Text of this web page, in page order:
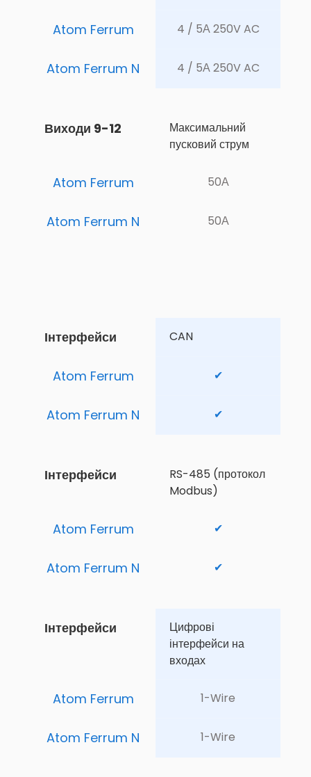
Atom Ferrum 4 / 5А 250V AC
Atom Ferrum N 4 / 5А 250V AC
Виходи 9-12
Максимальний
пусковий струм
Atom Ferrum 50А
Atom Ferrum N 50А
Інтерфейси CAN
Atom Ferrum ✔
Atom Ferrum N ✔
Інтерфейси
RS-485 (протокол
Modbus)
Atom Ferrum ✔
Atom Ferrum N ✔
Інтерфейси
Цифрові
інтерфейси на
входах
Atom Ferrum 1-Wire
Atom Ferrum N 1-Wire